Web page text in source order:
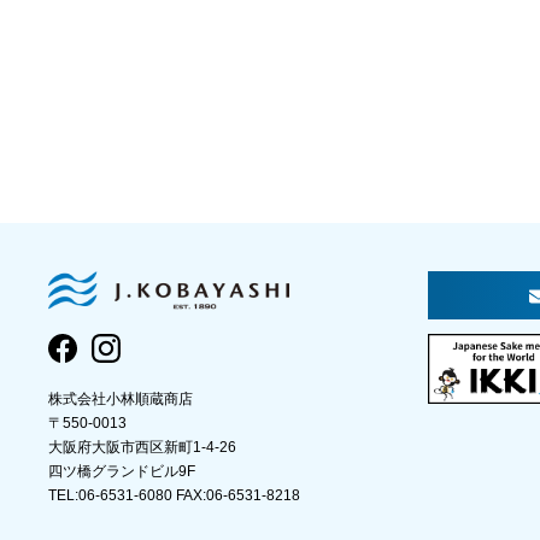
株式会社小林順蔵商店
〒550-0013
大阪府大阪市西区新町1-4-26
四ツ橋グランドビル9F
TEL:06-6531-6080 FAX:06-6531-8218